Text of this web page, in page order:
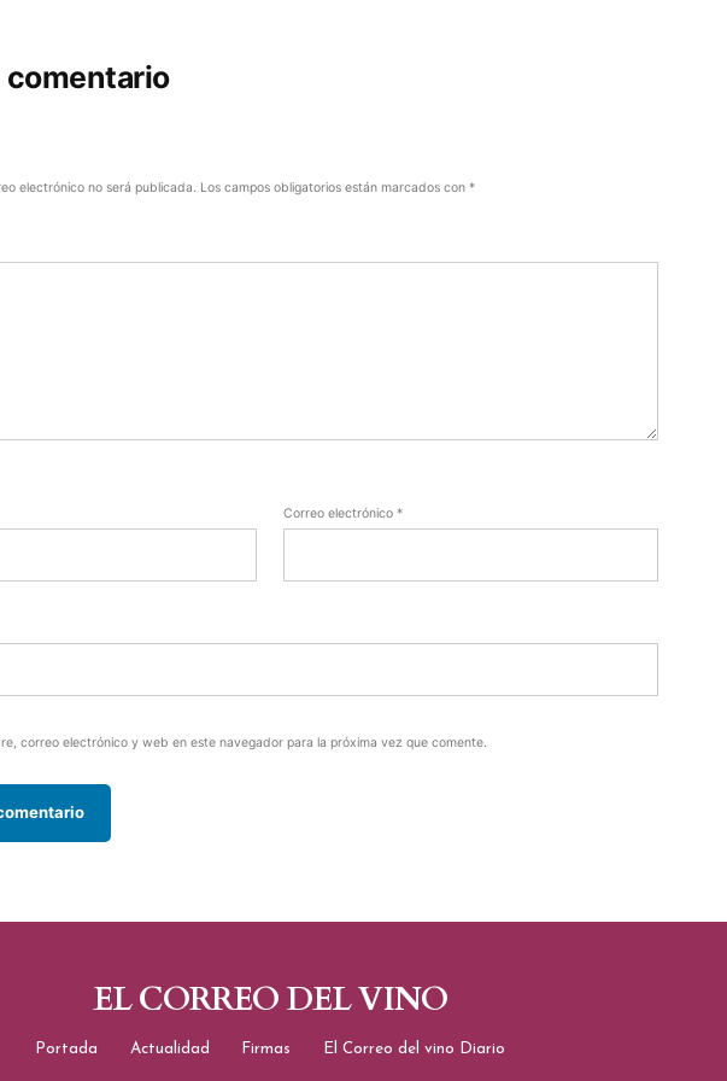
comentario
electrónico no será publicada. Los campos obligatorios están marcados con *
Correo electrónico *
correo electrónico y web en este navegador para la próxima vez que comente.
EL CORREO DEL VINO
Portada Actualidad Firmas El Correo del vino Diario